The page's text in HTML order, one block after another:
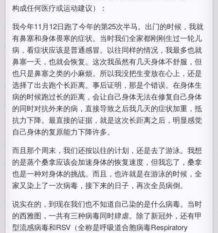
构成任何医疗或运动建议）：
我今年11月12日跑了今年的第25次半马。出门的时候，我就
有鼻塞和身体畏寒的症状。当时我们全家都刚刚生过一轮儿
病，看症状应该是普通感冒。以往同样的情况，我最多也就
鼻塞一天，也就会恢复。这次我虽然有几天身体不舒服，但
也只是鼻塞之类的小麻烦。所以我没把生变放在心上，还是
选择了出去跑个长距离。事后证明，那是个错误。在身体生
病的时候跑过长的距离，会让自己身体无法在修复自己身体
的同时对抗外来的病，直接导致之后我几天的症状加重，抵
抗力下降。最直接的证据，就是这次长距离之后，明显感觉
自己身体的复原能力下降许多。
而且那个周末，我们还按以往的计划，还是去了游泳。我想
的是蒸个桑拿应该会加速身体的恢复速度，但我忘了，桑拿
也是一种对身体的挑战。而且，也许就是在游泳的时候，全
家又染上了一次病毒，接下来的日子，再次全员病倒。
说实在的，到现在我们也不知道自己染的是什么病毒。当时
的西雅图，一共有三种病毒同时肆虐。除了新冠外，还有甲
型流感病毒和RSV（全称是呼吸道合胞病毒Respiratory